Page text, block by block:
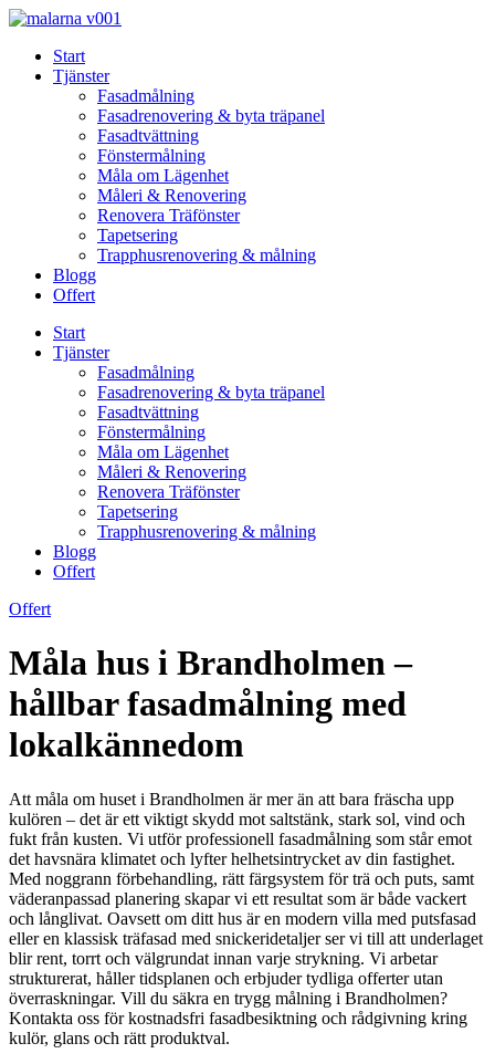
Skip
contentStart
Tjänster
Fasadmålning
Fasadrenovering & byta träpanel
Fasadtvättning
Fönstermålning
Måla om Lägenhet
Måleri & Renovering
Renovera Träfönster
Tapetsering
Trapphusrenovering & målning
Blogg
Offert
Start
Tjänster
Fasadmålning
Fasadrenovering & byta träpanel
Fasadtvättning
Fönstermålning
Måla om Lägenhet
Måleri & Renovering
Renovera Träfönster
Tapetsering
Trapphusrenovering & målning
Blogg
Offert
Offert
Måla hus i Brandholmen –
hållbar fasadmålning med
lokalkännedom
Att måla om huset i Brandholmen är mer än att bara fräscha upp
kulören – det är ett viktigt skydd mot saltstänk, stark sol, vind och
fukt från kusten. Vi utför professionell fasadmålning som står emot
det havsnära klimatet och lyfter helhetsintrycket av din fastighet.
Med noggrann förbehandling, rätt färgsystem för trä och puts, samt
väderanpassad planering skapar vi ett resultat som är både vackert
och långlivat. Oavsett om ditt hus är en modern villa med putsfasad
eller en klassisk träfasad med snickeridetaljer ser vi till att underlaget
blir rent, torrt och välgrundat innan varje strykning. Vi arbetar
strukturerat, håller tidsplanen och erbjuder tydliga offerter utan
överraskningar. Vill du säkra en trygg målning i Brandholmen?
Kontakta oss för kostnadsfri fasadbesiktning och rådgivning kring
kulör, glans och rätt produktval.